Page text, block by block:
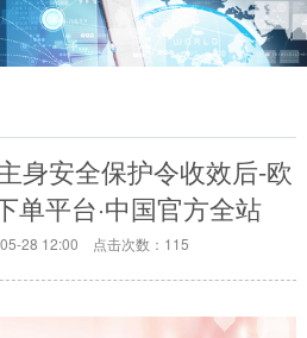
身安全保护令收效后-欧
单平台·中国官方全站
28 12:00 点击次数：115